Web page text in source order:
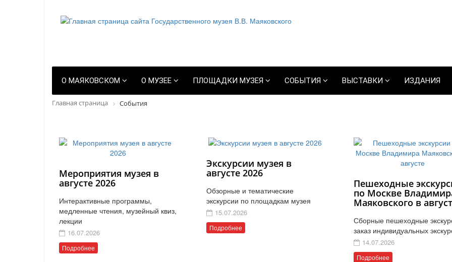
О МАЯКОВСКОМ О МУЗЕЕ ПЛОЩАДКИ МУЗЕЯ СОБЫТИЯ ВЫСТАВКИ ИЗДАНИЯ
Главная страница События
Мероприятия музея в
августе 2026
Интерактивные программы,
медленные чтения, музейный квиз,
лекции
16.07.2026
Подробнее
Экскурсии музея в
августе 2026
Обзорные и тематические
экскурсии по площадкам музея
15.07.2026
Подробнее
Пешеходные
по Москве
Маяковского в
Сборные пешеходные
заказ индивидуальных
14.07.2026
Подробнее